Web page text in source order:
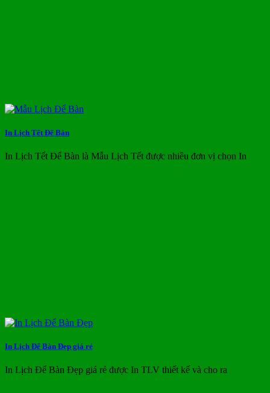
In Lịch Tết Để Bàn
In Lịch Tết Để Bàn là Mẫu Lịch Tết được nhiều đơn vị chọn In
In Lịch Để Bàn Đẹp giá rẻ
In Lịch Để Bàn Đẹp giá rẻ được In TLV thiết kế và cho ra